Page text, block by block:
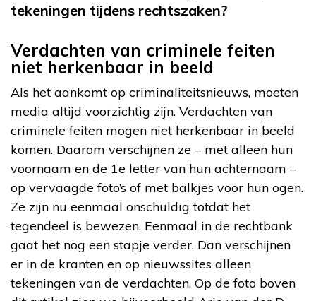
tekeningen tijdens rechtszaken?
Verdachten van criminele feiten
niet herkenbaar in beeld
Als het aankomt op criminaliteitsnieuws, moeten
media altijd voorzichtig zijn. Verdachten van
criminele feiten mogen niet herkenbaar in beeld
komen. Daarom verschijnen ze – met alleen hun
voornaam en de 1e letter van hun achternaam –
op vervaagde foto’s of met balkjes voor hun ogen.
Ze zijn nu eenmaal onschuldig totdat het
tegendeel is bewezen. Eenmaal in de rechtbank
gaat het nog een stapje verder. Dan verschijnen
er in de kranten en op nieuwssites alleen
tekeningen van de verdachten. Op de foto boven